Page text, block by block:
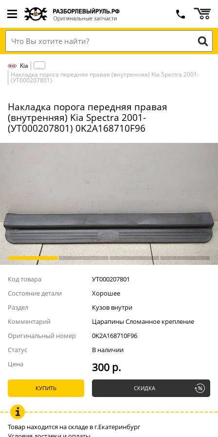
Kia
Накладка порога передняя правая (внутренняя) Kia Spectra 2001-
(УТ000207801)
Накладка порога передняя правая
(внутренняя) Kia Spectra 2001-
(УТ000207801) 0K2A168710F96
Код товара
УТ000207801
Состояние детали
Хорошее
Раздел
Кузов внутри
Комментарий
Царапины Сломанное крепление
Оригинальный номер
0K2A168710F96
Статус
В наличии
Цена
300 р.
КУПИТЬ СКИДКА
Товар находится на складе в г.Екатеринбург